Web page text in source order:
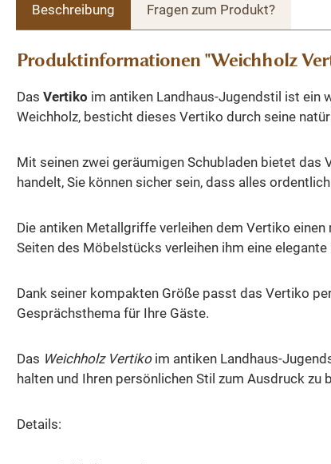
Beschreibung Fragen zum Produkt?
Produktinformationen "Weichholz
Das Vertiko im antiken Landhaus-Jugendstil ist ein
Weichholz, besticht dieses Vertiko durch seine
Mit seinen zwei geräumigen Schubladen bietet das
handelt, Sie können sicher sein, dass alles
Die antiken Metallgriffe verleihen dem Vertiko
Seiten des Möbelstücks verleihen ihm eine
Dank seiner kompakten Größe passt das Vertiko
Gesprächsthema für Ihre Gäste.
Das Weichholz Vertikoim antiken Landhaus-
halten und Ihren persönlichen Stil zum Ausdruck zu
Details: